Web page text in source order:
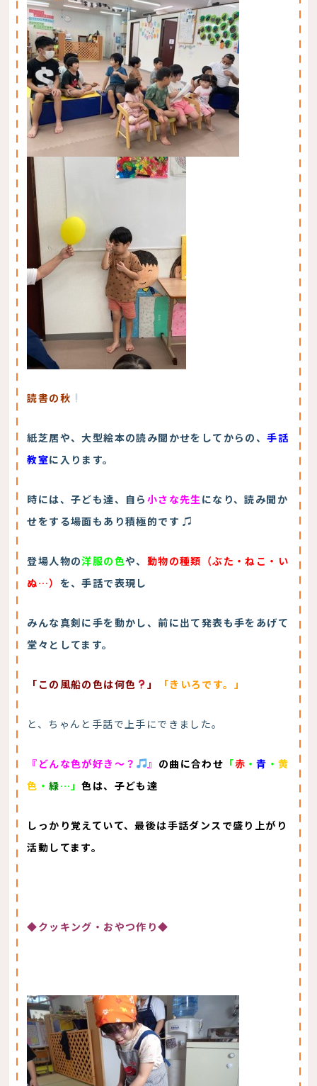
読書の秋
紙芝居や、大型絵本の読み聞かせをしてからの、手話
教室に入ります。
時には、子ども達、自ら 小さな先生 になり、読み聞か
せをする場面もあり積極的です ♫
登場人物の洋服の色や、 動物の種類（ぶた・ねこ・い
ぬ…） を、手話で表現し
みんな真剣に手を動かし、前に出て発表も手をあげて
堂々としてます。
「この風船の色は何色 」 「きいろです。」
と、ちゃんと手話で上手にできました。
『どんな色が好き～？ 』 の曲に合わせ 「赤 ・青 ・黄
色 ・緑…」色は、子ども達
しっかり覚えていて、最後は手話ダンスで盛り上がり
活動してます。
◆クッキング・おやつ作り◆